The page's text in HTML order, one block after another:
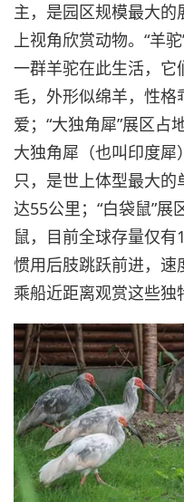
主，是园区规模最大
上视角欣赏动物。“羊
一群羊驼在此生活，
毛，外形似绵羊，性
爱；“大独角犀”展区占
大独角犀（也叫印度
只，是世上体型最大
达55公里；“白袋鼠”
鼠，目前全球存量仅
惯用后肢跳跃前进，速
乘船近距离观赏这些独